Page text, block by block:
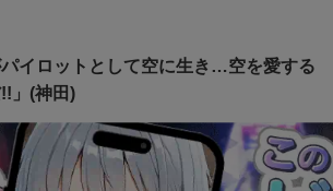
イロットとして空に生き…空を愛する
」(神田)